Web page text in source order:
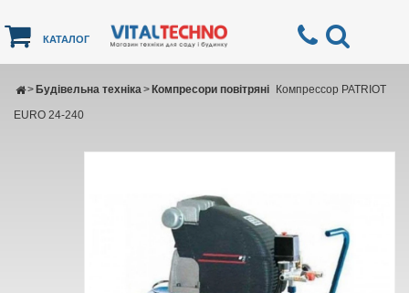
КАТАЛОГ
Будівельна техніка
> Компресори повітряні
>
Компрессор PATRIOT
EURO 24-240